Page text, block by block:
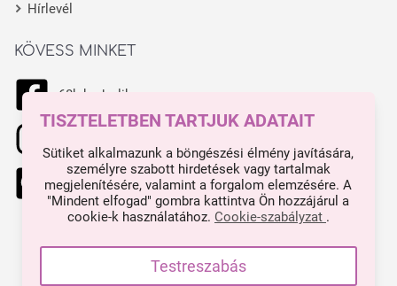
Hírlevél
KÖVESS MINKET
68k kedvelik
444 kedvelik
Made with ❤ in Budapest. Impresszum
TISZTELETBEN TARTJUK ADATAIT
Sütiket alkalmazunk a böngészési élmény javítására,
személyre szabott hirdetések vagy tartalmak
megjelenítésére, valamint a forgalom elemzésére. A
"Mindent elfogad" gombra kattintva Ön hozzájárul a
cookie-k használatához. Cookie-szabályzat .
Testreszabás